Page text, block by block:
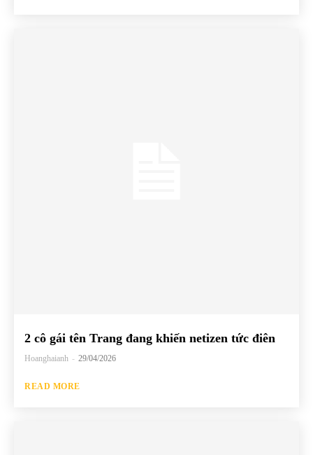
2 cô gái tên Trang đang khiến netizen tức điên
Hoanghaianh - 29/04/2026
READ MORE